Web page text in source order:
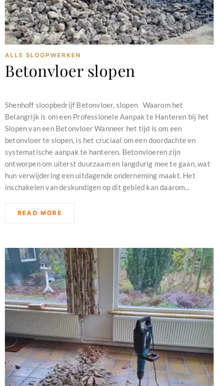
ALLE SLOOPWERKEN
Betonvloer slopen
Shenhoff sloopbedrijf Betonvloer, slopen Waarom het
Belangrijk is om een Professionele Aanpak te Hanteren bij het
Slopen van een Betonvloer Wanneer het tijd is om een
betonvloer te slopen, is het cruciaal om een doordachte en
systematische aanpak te hanteren. Betonvloeren zijn
ontworpen om uiterst duurzaam en langdurig mee te gaan, wat
hun verwijdering een uitdagende onderneming maakt. Het
inschakelen van deskundigen op dit gebied kan daarom...
READ MORE